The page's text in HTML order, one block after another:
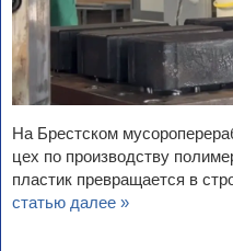
На Брестском
цех по производству
пластик превращается в
статью далее »